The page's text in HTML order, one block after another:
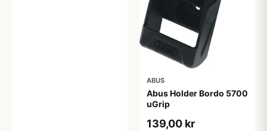
ABUS
Abus Holder Bordo 5700
uGrip
139,00 kr